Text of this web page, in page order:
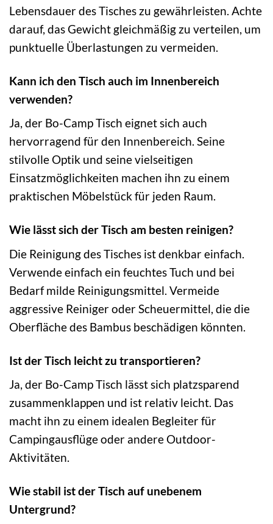
Lebensdauer des Tisches zu gewährleisten. Achte
darauf, das Gewicht gleichmäßig zu verteilen, um
punktuelle Überlastungen zu vermeiden.
Kann ich den Tisch auch im Innenbereich
verwenden?
Ja, der Bo-Camp Tisch eignet sich auch
hervorragend für den Innenbereich. Seine
stilvolle Optik und seine vielseitigen
Einsatzmöglichkeiten machen ihn zu einem
praktischen Möbelstück für jeden Raum.
Wie lässt sich der Tisch am besten reinigen?
Die Reinigung des Tisches ist denkbar einfach.
Verwende einfach ein feuchtes Tuch und bei
Bedarf milde Reinigungsmittel. Vermeide
aggressive Reiniger oder Scheuermittel, die die
Oberfläche des Bambus beschädigen könnten.
Ist der Tisch leicht zu transportieren?
Ja, der Bo-Camp Tisch lässt sich platzsparend
zusammenklappen und ist relativ leicht. Das
macht ihn zu einem idealen Begleiter für
Campingausflüge oder andere Outdoor-
Aktivitäten.
Wie stabil ist der Tisch auf unebenem
Untergrund?